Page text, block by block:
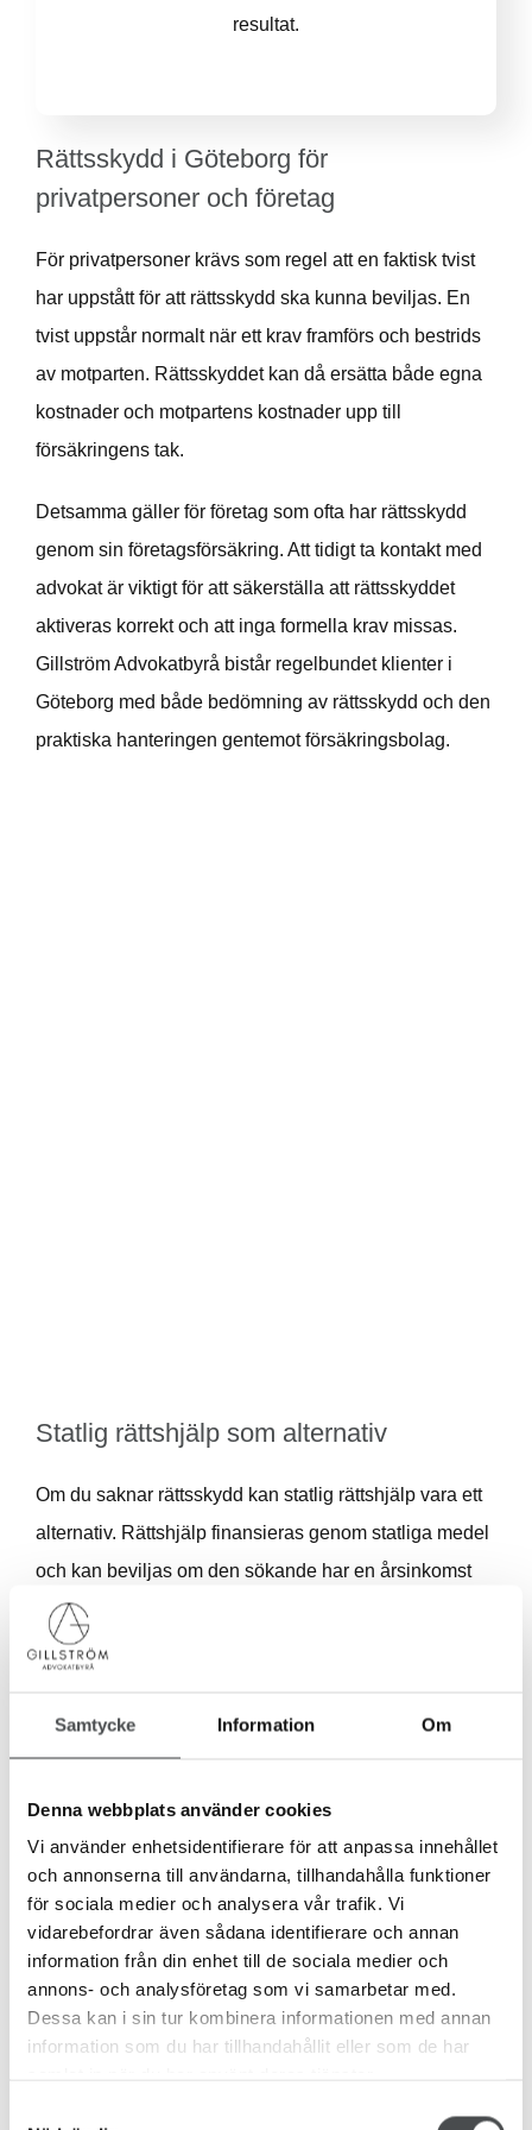
Samtycke Information Om
Denna webbplats använder cookies
Vi använder enhetsidentifierare för att anpassa innehållet
och annonserna till användarna, tillhandahålla funktioner
för sociala medier och analysera vår trafik. Vi
vidarebefordrar även sådana identifierare och annan
information från din enhet till de sociala medier och
annons- och analysföretag som vi samarbetar med.
Dessa kan i sin tur kombinera informationen med annan
information som du har tillhandahållit eller som de har
resultat.
Rättsskydd i Göteborg för
privatpersoner och företag
För privatpersoner krävs som regel att en faktisk tvist
har uppstått för att rättsskydd ska kunna beviljas. En
tvist uppstår normalt när ett krav framförs och bestrids
av motparten. Rättsskyddet kan då ersätta både egna
kostnader och motpartens kostnader upp till
försäkringens tak.
Detsamma gäller för företag som ofta har rättsskydd
genom sin företagsförsäkring. Att tidigt ta kontakt med
advokat är viktigt för att säkerställa att rättsskyddet
aktiveras korrekt och att inga formella krav missas.
Gillström Advokatbyrå bistår regelbundet klienter i
Göteborg med både bedömning av rättsskydd och den
praktiska hanteringen gentemot försäkringsbolag.
Statlig rättshjälp som alternativ
Om du saknar rättsskydd kan statlig rättshjälp vara ett
alternativ. Rättshjälp finansieras genom statliga medel
och kan beviljas om den sökande har en årsinkomst
under ett visst inkomsttak och om ärendet omfattas av
rättshjälpslagen. Det är främst frågans art som avgör
om ett mål redan pågår. Rättshjälp fungerar på
liknande sätt som rättsskydd men med andra
prövningsgrunder och villkor.
Kontakta oss om rättshjälp eller
rättsskydd i Göteborg